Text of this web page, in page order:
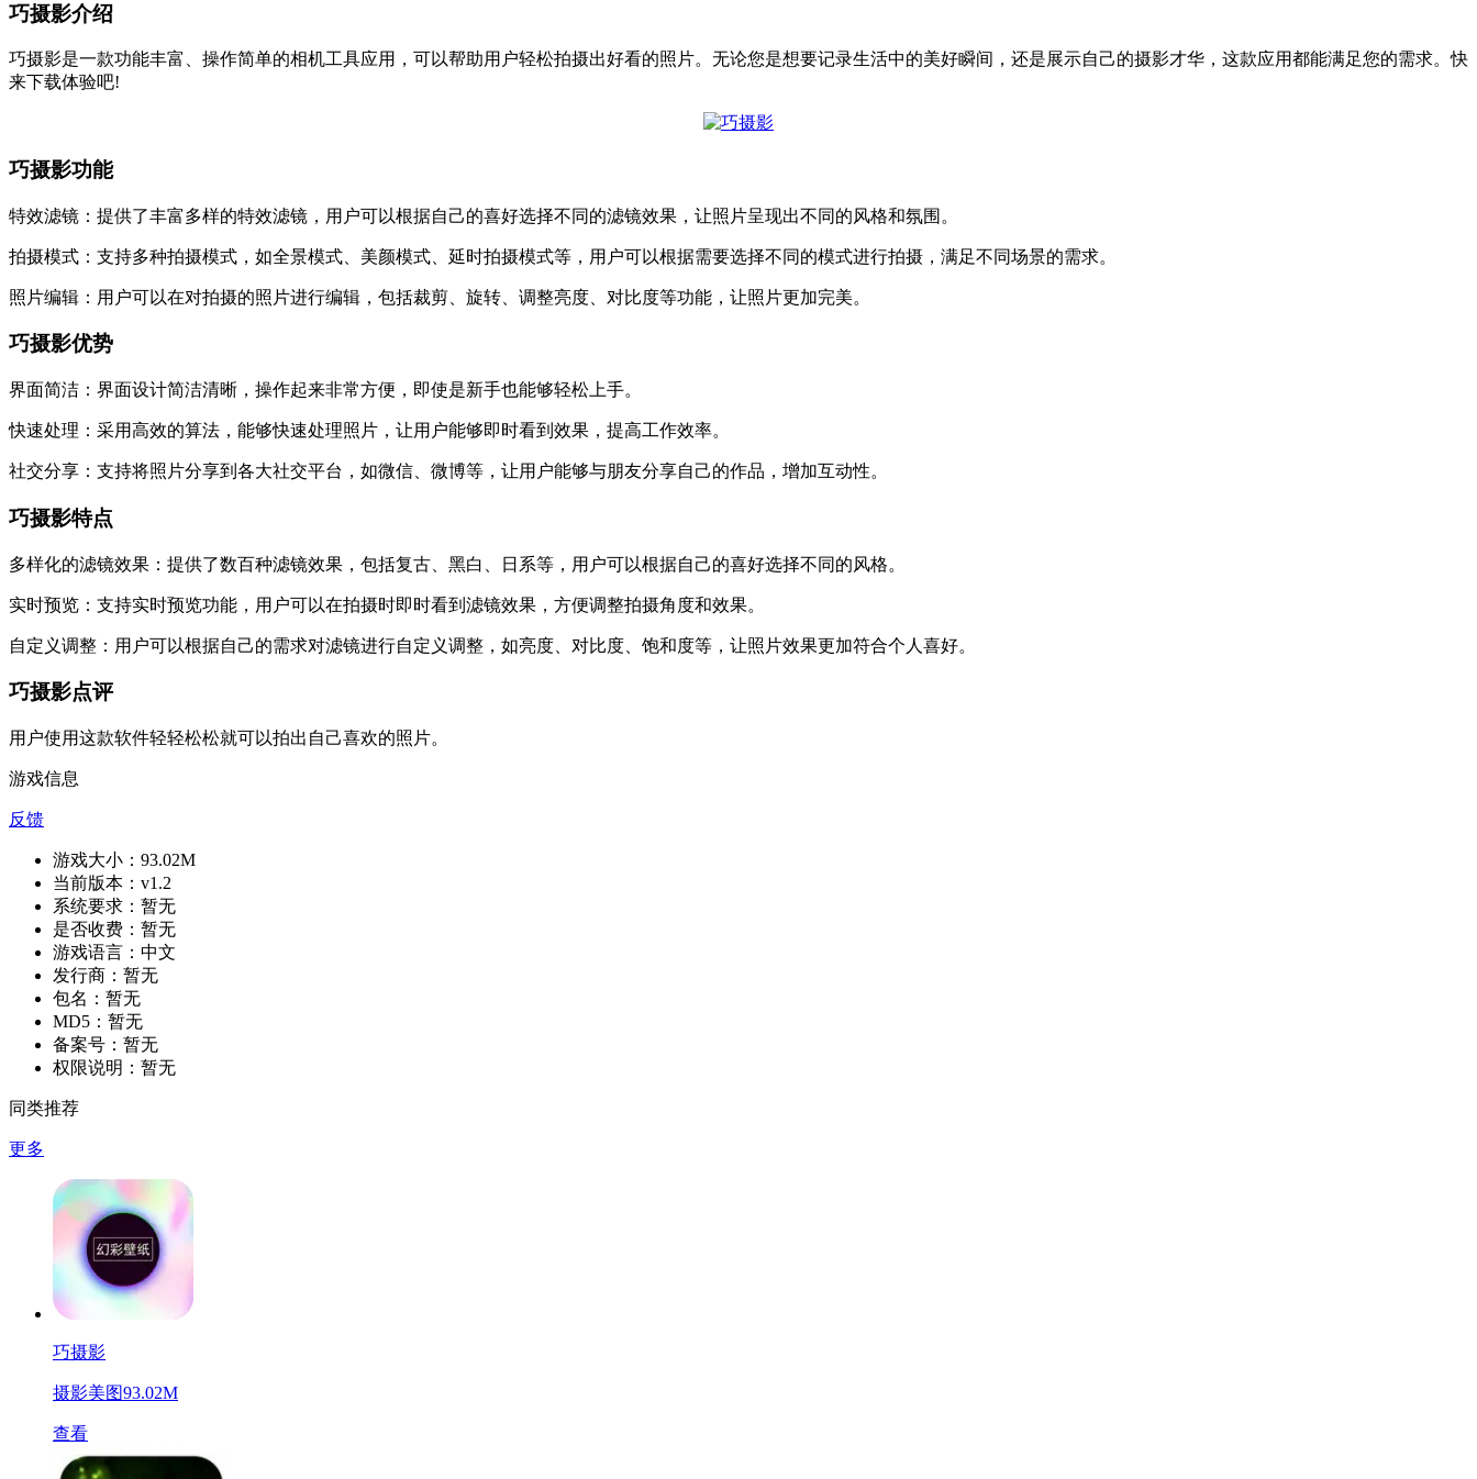
巧摄影介绍
巧摄影是一款功能丰富、操作简单的相机工具应用，可以帮助用户轻松拍摄出好看的照片。无论您是想要记录生活中的美好瞬间，还是展示自己的摄影才华，这款应用都能满足您的需求。快
来下载体验吧!
巧摄影功能
特效滤镜：提供了丰富多样的特效滤镜，用户可以根据自己的喜好选择不同的滤镜效果，让照片呈现出不同的风格和氛围。
拍摄模式：支持多种拍摄模式，如全景模式、美颜模式、延时拍摄模式等，用户可以根据需要选择不同的模式进行拍摄，满足不同场景的需求。
照片编辑：用户可以在对拍摄的照片进行编辑，包括裁剪、旋转、调整亮度、对比度等功能，让照片更加完美。
巧摄影优势
界面简洁：界面设计简洁清晰，操作起来非常方便，即使是新手也能够轻松上手。
快速处理：采用高效的算法，能够快速处理照片，让用户能够即时看到效果，提高工作效率。
社交分享：支持将照片分享到各大社交平台，如微信、微博等，让用户能够与朋友分享自己的作品，增加互动性。
巧摄影特点
多样化的滤镜效果：提供了数百种滤镜效果，包括复古、黑白、日系等，用户可以根据自己的喜好选择不同的风格。
实时预览：支持实时预览功能，用户可以在拍摄时即时看到滤镜效果，方便调整拍摄角度和效果。
自定义调整：用户可以根据自己的需求对滤镜进行自定义调整，如亮度、对比度、饱和度等，让照片效果更加符合个人喜好。
巧摄影点评
用户使用这款软件轻轻松松就可以拍出自己喜欢的照片。
游戏信息
反馈
游戏大小： 93.02M
当前版本： v1.2
系统要求： 暂无
是否收费： 暂无
游戏语言： 中文
发行商： 暂无
包名： 暂无
MD5： 暂无
备案号： 暂无
权限说明： 暂无
同类推荐
更多
巧摄影
摄影美图93.02M
查看